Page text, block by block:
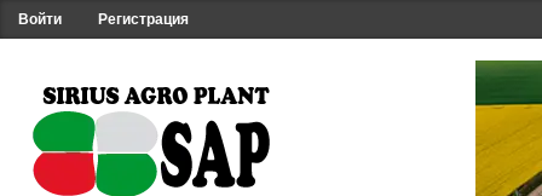
Войти Регистрация